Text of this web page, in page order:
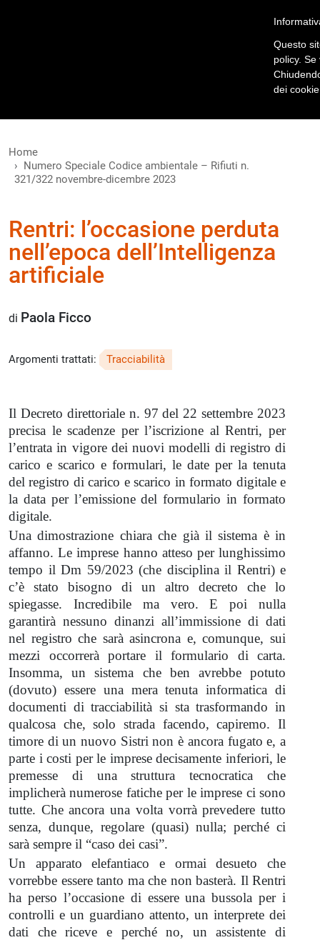
Accedi
Home
Numero Speciale Codice ambientale – Rifiuti n.
321/322 novembre-dicembre 2023
Rentri: l’occasione perduta
nell’epoca dell’Intelligenza
artificiale
di Paola Ficco
Argomenti trattati: Tracciabilità
Il Decreto direttoriale n. 97 del 22 settembre 2023
precisa le scadenze per l’iscrizione al Rentri, per
l’entrata in vigore dei nuovi modelli di registro di
carico e scarico e formulari, le date per la tenuta
del registro di carico e scarico in formato digitale e
la data per l’emissione del formulario in formato
digitale.
Una dimostrazione chiara che già il sistema è in
affanno. Le imprese hanno atteso per lunghissimo
tempo il Dm 59/2023 (che disciplina il Rentri) e
c’è stato bisogno di un altro decreto che lo
spiegasse. Incredibile ma vero. E poi nulla
garantirà nessuno dinanzi all’immissione di dati
nel registro che sarà asincrona e, comunque, sui
mezzi occorrerà portare il formulario di carta.
Insomma, un sistema che ben avrebbe potuto
(dovuto) essere una mera tenuta informatica di
documenti di tracciabilità si sta trasformando in
qualcosa che, solo strada facendo, capiremo. Il
timore di un nuovo Sistri non è ancora fugato e, a
parte i costi per le imprese decisamente inferiori, le
premesse di una struttura tecnocratica che
implicherà numerose fatiche per le imprese ci sono
tutte. Che ancora una volta vorrà prevedere tutto
senza, dunque, regolare (quasi) nulla; perché ci
sarà sempre il “caso dei casi”.
Un apparato elefantiaco e ormai desueto che
vorrebbe essere tanto ma che non basterà. Il Rentri
ha perso l’occasione di essere una bussola per i
controlli e un guardiano attento, un interprete dei
dati che riceve e perché no, un assistente di
Questo
policy.
dei